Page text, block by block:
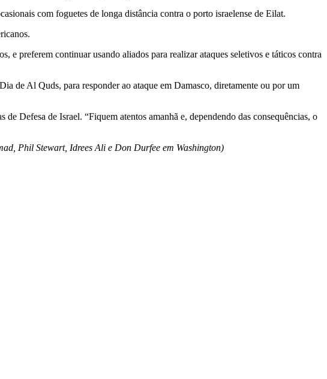
com foguetes de longa distância contra o porto israelense de Eilat.
e preferem continuar usando aliados para realizar ataques seletivos e táticos contra
de Al Quds, para responder ao ataque em Damasco, diretamente ou por um
Defesa de Israel. “Fiquem atentos amanhã e, dependendo das consequências, o
Phil Stewart, Idrees Ali e Don Durfee em Washington)